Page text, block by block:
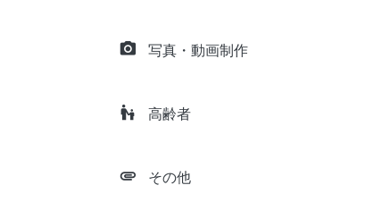
camera_alt 写真・動画制作
escalator_warning 高齢者
attachment その他